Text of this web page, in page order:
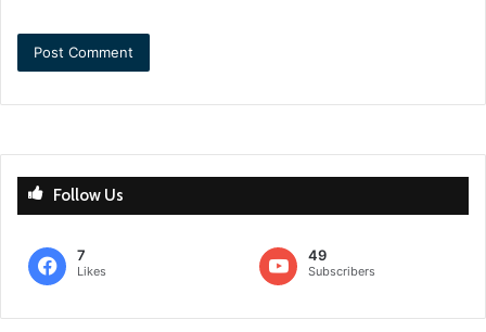
Follow Us
7
Likes
49
Subscribers